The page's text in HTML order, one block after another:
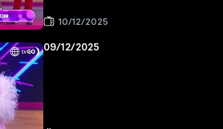
10/12/2025
09/12/2025